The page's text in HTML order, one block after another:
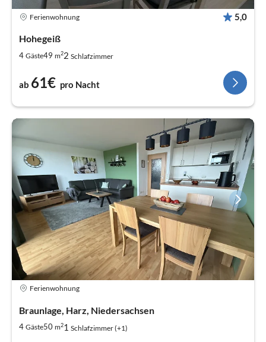
Ferienwohnung 5,0
Hohegeiß
4 Gäste49 m22 Schlafzimmer
ab 61€ pro Nacht
Ferienwohnung
Braunlage, Harz, Niedersachsen
4 Gäste50 m21 Schlafzimmer (+1)